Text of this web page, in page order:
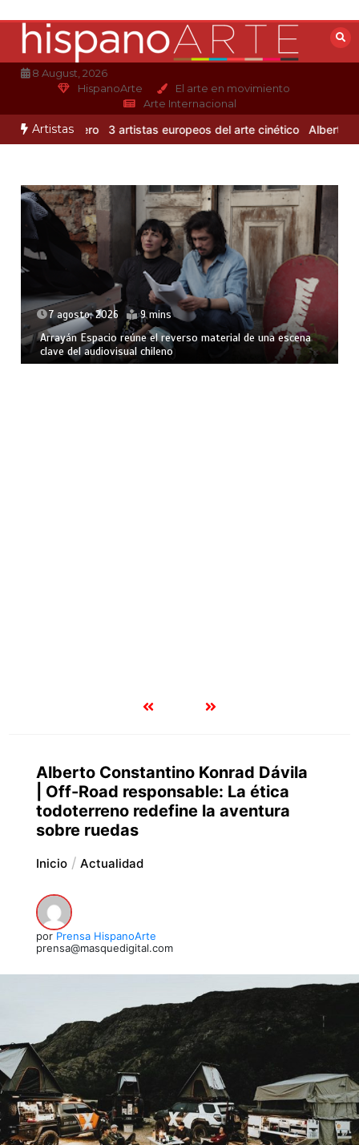
contenido
8 August, 2026
HispanoArte
El arte en movimiento
Arte Internacional
Artistas
Otero 3 artistas europeos del arte cinético Albert
7 agosto, 2026 9 mins
Arrayán Espacio reúne el reverso material de una escena
clave del audiovisual chileno
Alberto Constantino Konrad Dávila
| Off-Road responsable: La ética
todoterreno redefine la aventura
sobre ruedas
Inicio Actualidad
por Prensa HispanoArte
prensa@masquedigital.com